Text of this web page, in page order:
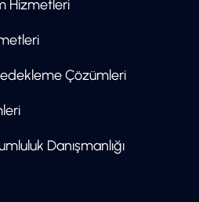
Hizmetleri
Çözümleri
Danışmanlığı